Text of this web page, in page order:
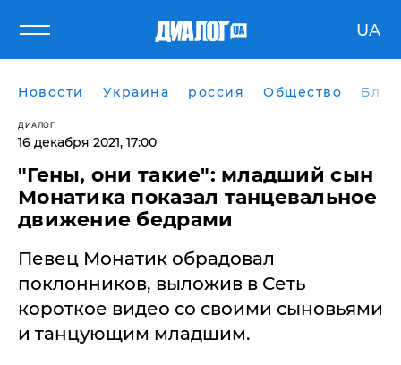
UA
Новости Украина россия Общество
ДИАЛОГ
16 декабря 2021, 17:00
"Гены, они такие": младший сын
Монатика показал танцевальное
движение бедрами
Певец Монатик обрадовал
поклонников, выложив в Сеть
короткое видео со своими сыновьями
и танцующим младшим.